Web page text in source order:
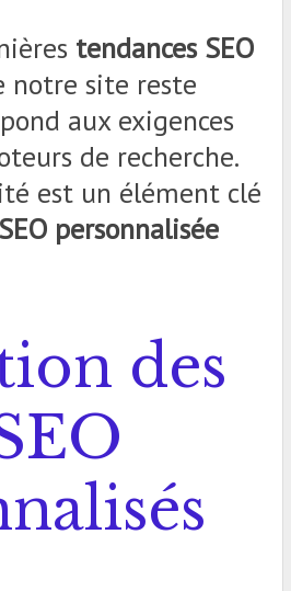
tendances SEO
notre site reste
aux exigences
de recherche.
est un élément clé
personnalisée
des